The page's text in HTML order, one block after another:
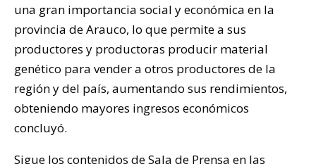
una gran importancia social y económica en la
provincia de Arauco, lo que permite a sus
productores y productoras producir material
genético para vender a otros productores de la
región y del país, aumentando sus rendimientos,
obteniendo mayores ingresos económicos
concluyó.
Sigue los contenidos de Sala de Prensa en las